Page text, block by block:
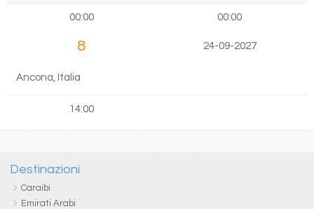
00:00 00:00
8 24-09-2027
Ancona, Italia
14:00
Destinazioni
Caraibi
Emirati Arabi